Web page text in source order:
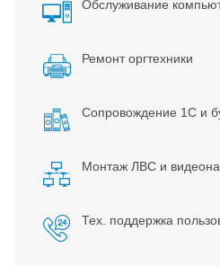
Обслуживание
Ремонт оргтехники
Сопровождение 1С и
Монтаж ЛВС и
Тех. поддержка